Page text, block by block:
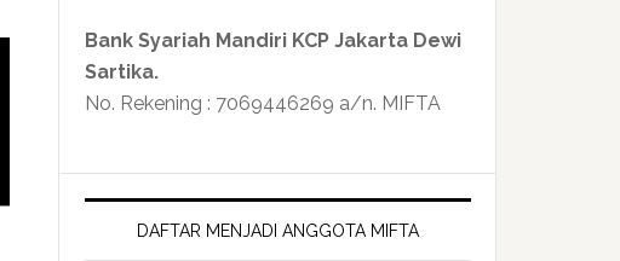
Bank Syariah Mandiri KCP Jakarta Dewi
Sartika.
No. Rekening : 7069446269 a/n. MIFTA
DAFTAR MENJADI ANGGOTA MIFTA